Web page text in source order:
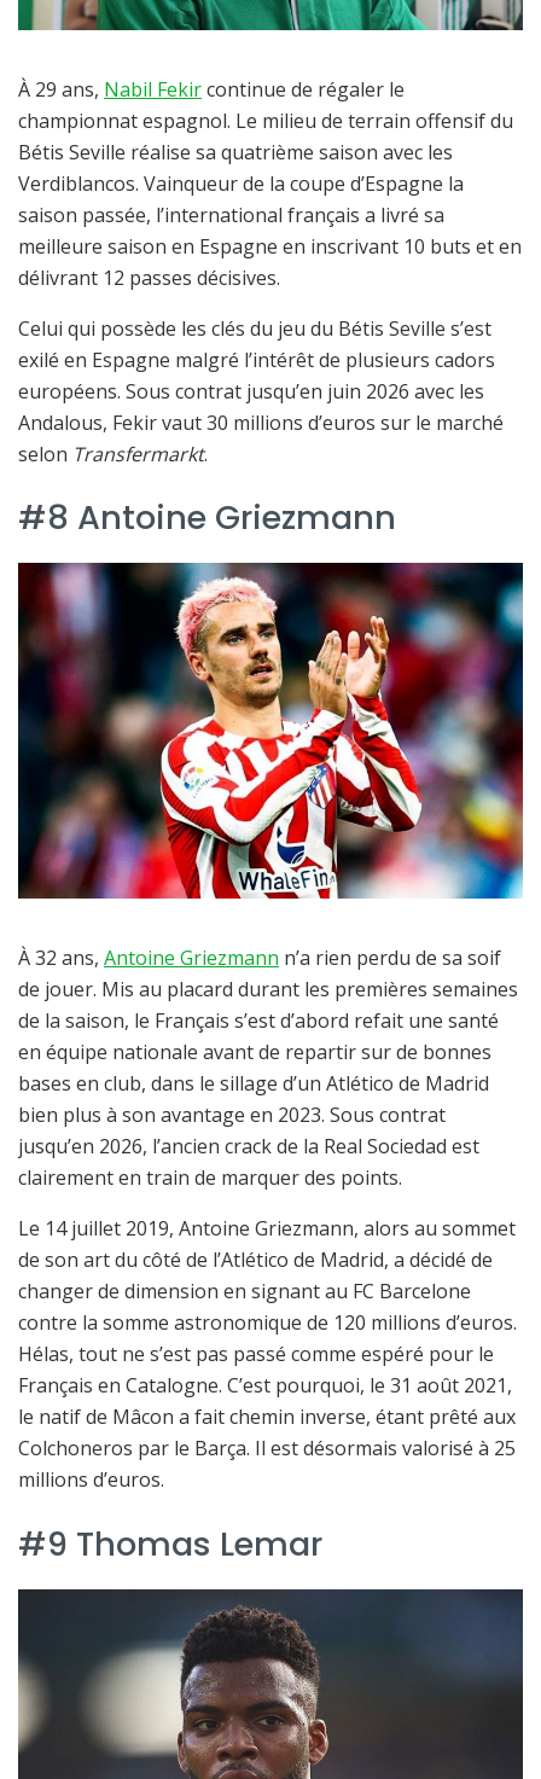
À 29 ans, Nabil Fekircontinue de régaler le
championnat espagnol. Le milieu de terrain offensif du
Bétis Seville réalise sa quatrième saison avec les
Verdiblancos. Vainqueur de la coupe d’Espagne la
saison passée, l’international français a livré sa
meilleure saison en Espagne en inscrivant 10 buts et en
délivrant 12 passes décisives.
Celui qui possède les clés du jeu du Bétis Seville s’est
exilé en Espagne malgré l’intérêt de plusieurs cadors
européens. Sous contrat jusqu’en juin 2026 avec les
Andalous, Fekir vaut 30 millions d’euros sur le marché
selon Transfermarkt.
#8 Antoine Griezmann
À 32 ans, Antoine Griezmann n’a rien perdu de sa soif
de jouer. Mis au placard durant les premières semaines
de la saison, le Français s’est d’abord refait une santé
en équipe nationale avant de repartir sur de bonnes
bases en club, dans le sillage d’un Atlético de Madrid
bien plus à son avantage en 2023. Sous contrat
jusqu’en 2026, l’ancien crack de la Real Sociedad est
clairement en train de marquer des points.
Le 14 juillet 2019, Antoine Griezmann, alors au sommet
de son art du côté de l’Atlético de Madrid, a décidé de
changer de dimension en signant au FC Barcelone
contre la somme astronomique de 120 millions d’euros.
Hélas, tout ne s’est pas passé comme espéré pour le
Français en Catalogne. C’est pourquoi, le 31 août 2021,
le natif de Mâcon a fait chemin inverse, étant prêté aux
Colchoneros par le Barça. Il est désormais valorisé à 25
millions d’euros.
#9 Thomas Lemar